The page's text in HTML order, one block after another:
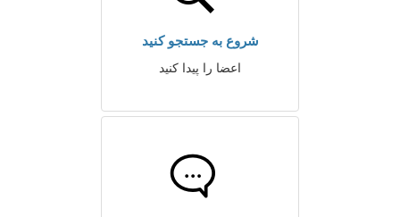
شروع به جستجو کنید
اعضا را پیدا کنید